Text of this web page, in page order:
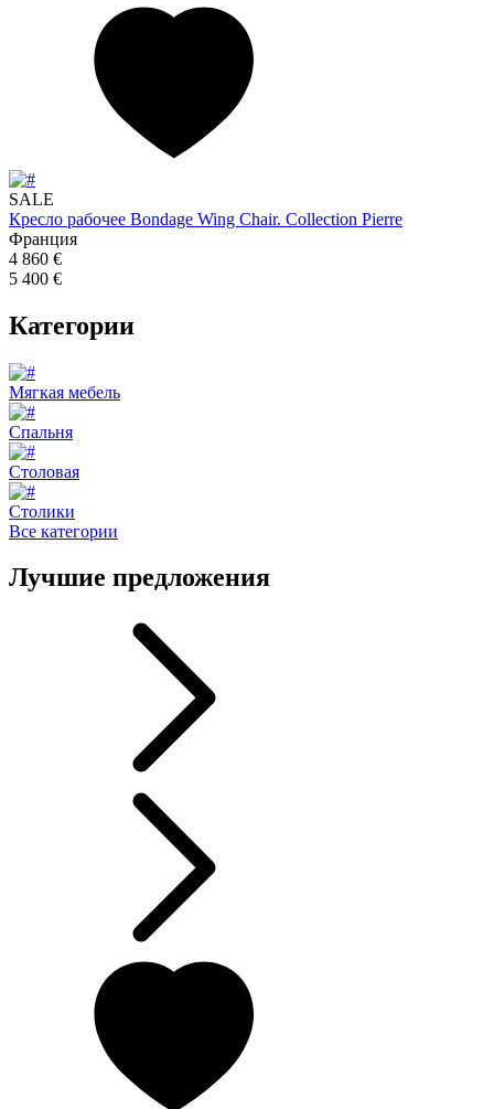
SALE
Кресло рабочее Bondage Wing Chair. Collection Pierre
Франция
4 860 €
5 400 €
Категории
Мягкая мебель
Спальня
Столовая
Столики
Все категории
Лучшие предложения